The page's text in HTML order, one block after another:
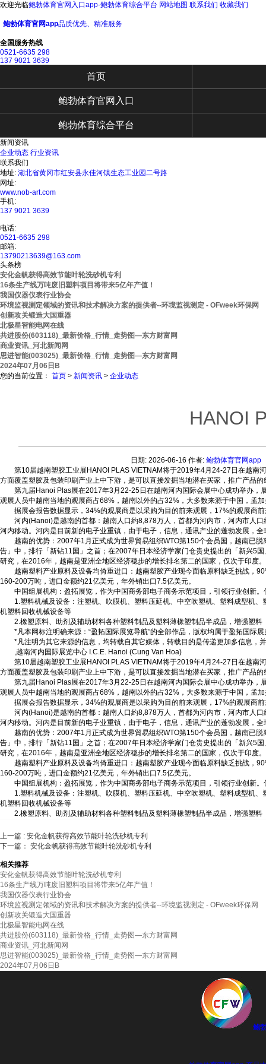
欢迎光临鲍勃体育官网入口app-鲍勃体育综合平台 网站地图 联系我们 收藏我们
鲍勃体育官网app品质优先、精准服务
全国服务热线
0521-6635 298
137 9021 3639
首页
鲍勃体育官网入口
鲍勃体育综合平台
新闻资讯
企业动态 行业资讯
联系我们
地址: 湖北省黄冈市红安县永佳河镇生态工业园二号路
网址:
www.nob-art.com
手机:
137 9021 3639
电话:
0521-6635 298
邮箱:
13790213639@163.com
头条榜
安化金帆获得高效节能叶轮洗砂机专利
16条生产线万吨废旧塑料项目将带来5亿年产值！
我国仪器仪表行业协会
环境监视测定领域的资讯和技术解决方案的提供者--环境监视测定 - OFweek环保网
创新攻关锻造大国重器
北极星智能电网在线
共进股份(603118)_最新价格_行情_走势图—东方财富网
商业资讯_河北新闻网
思进智能(003025)_最新价格_行情_走势图—东方财富网
2024年07月06日B
您的当前位置： 首页 > 新闻资讯 > 企业动态
HANOI
日期: 2026-06-16 作者: 鲍勃体育官网app
第10届越南塑胶工业展HANOI PLAS VIETNAM将于2019年4月24-27日在越南
方面覆盖塑胶及包装印刷产业上中下游，是可以直接发掘当地潜在买家，推广产品
第九届Hanoi Plas展在2017年3月22-25日在越南河内国际会展中心成功举办，
观展人员中越南当地的观展商占68%，越南以外的占32%，大多数来源于中国，孟
据展会报告数据显示，34%的观展商是以采购为目的前来观展，17%的观展商
河内(Hanoi)是越南的首都：越南人口約8,878万人，首都为河内市，河内市人口
河内移动。河内是目前新的电子业重镇，由于电子，信息，通讯产业的蓬勃发展，
越南的优势：2007年1月正式成为世界貿易组织WTO第150个会员国，越南已脱
告」中，排行「新钻11国」之首；在2007年日本经济学家门仓贵史提出的「新兴5
研究，在2016年，越南是亚洲全地区经济稳步的增长排名第二的国家，仅次于印度。
越南塑料产业原料及设备均倚重进口：越南塑胶产业现今面临原料缺乏挑战，
160-200万吨，进口金额约21亿美元，年外销出口7.5亿美元。
中国组展机构：盈拓展览，作为中国商务部电子商务示范项目，引领行业创新。
1.塑料机械及设备：注塑机、吹膜机、塑料压延机、中空吹塑机、塑料成型机、
机塑料回收机械设备等
2.橡塑原料、助剂及辅助材料各种塑料制品及塑料薄橡塑制品半成品，增强塑料
*凡本网标注明确来源：“盈拓国际展览导航”的全部作品，版权均属于盈拓国际展
*凡注明为其它来源的信息，均转载自其它媒体，转载目的是传递更加多信息，
,越南河内国际展览中心 I.C.E. Hanoi (Cung Van Hoa)
第10届越南塑胶工业展HANOI PLAS VIETNAM将于2019年4月24-27日在越南
方面覆盖塑胶及包装印刷产业上中下游，是可以直接发掘当地潜在买家，推广产品
第九届Hanoi Plas展在2017年3月22-25日在越南河内国际会展中心成功举办，
观展人员中越南当地的观展商占68%，越南以外的占32%，大多数来源于中国，孟
据展会报告数据显示，34%的观展商是以采购为目的前来观展，17%的观展商
河内(Hanoi)是越南的首都：越南人口約8,878万人，首都为河内市，河内市人口
河内移动。河内是目前新的电子业重镇，由于电子，信息，通讯产业的蓬勃发展，
越南的优势：2007年1月正式成为世界貿易组织WTO第150个会员国，越南已脱
告」中，排行「新钻11国」之首；在2007年日本经济学家门仓贵史提出的「新兴5
研究，在2016年，越南是亚洲全地区经济稳步的增长排名第二的国家，仅次于印度。
越南塑料产业原料及设备均倚重进口：越南塑胶产业现今面临原料缺乏挑战，
160-200万吨，进口金额约21亿美元，年外销出口7.5亿美元。
中国组展机构：盈拓展览，作为中国商务部电子商务示范项目，引领行业创新。
1.塑料机械及设备：注塑机、吹膜机、塑料压延机、中空吹塑机、塑料成型机、
机塑料回收机械设备等
2.橡塑原料、助剂及辅助材料各种塑料制品及塑料薄橡塑制品半成品，增强塑料
上一篇 : 安化金帆获得高效节能叶轮洗砂机专利
下一篇： 安化金帆获得高效节能叶轮洗砂机专利
相关推荐
安化金帆获得高效节能叶轮洗砂机专利
16条生产线万吨废旧塑料项目将带来5亿年产值！
我国仪器仪表行业协会
环境监视测定领域的资讯和技术解决方案的提供者--环境监视测定 - OFweek环保网
创新攻关锻造大国重器
北极星智能电网在线
共进股份(603118)_最新价格_行情_走势图—东方财富网
商业资讯_河北新闻网
思进智能(003025)_最新价格_行情_走势图—东方财富网
2024年07月06日B
鲍